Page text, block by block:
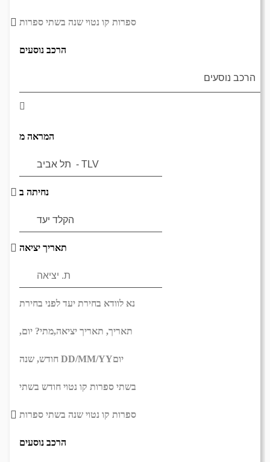
ספרות קו נטוי שנה בשתי ספרות
הרכב נוסעים
המראה מ
נחיתה ב
תאריך יציאה
נא לוודא בחירת יעד לפני בחירת
תאריך, תאריך יציאה,מתי? יום,
DD/MM/YYיום
בשתי ספרות קו נטוי חודש בשתי
ספרות קו נטוי שנה בשתי ספרות
הרכב נוסעים